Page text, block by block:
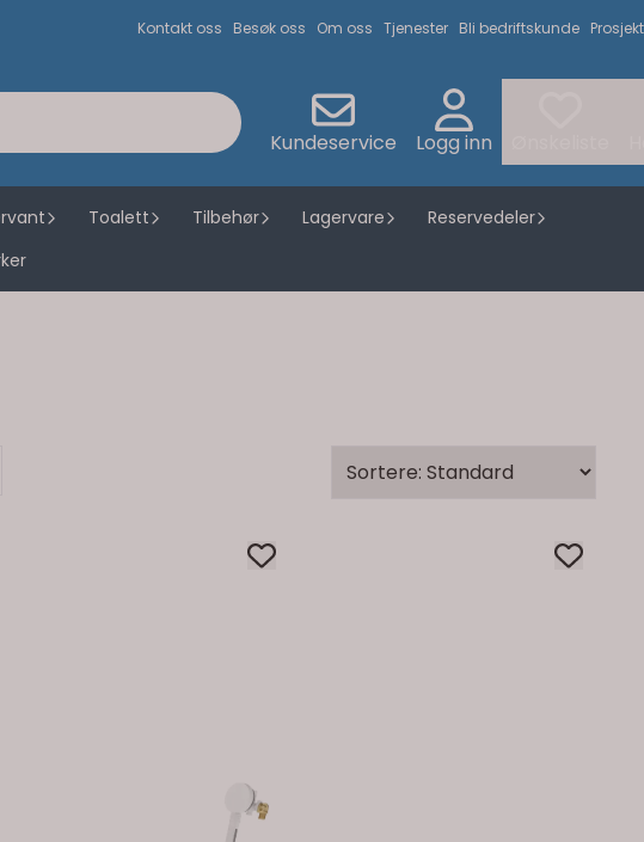
Kontakt oss Besøk oss Om oss Tjenester Bli bedriftskunde Prosjekt
Kundeservice Logg inn
Toalett Tilbehør Lagervare
Reservedeler